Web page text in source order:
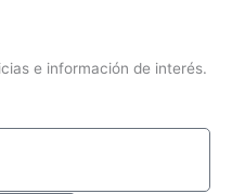
e información de interés.